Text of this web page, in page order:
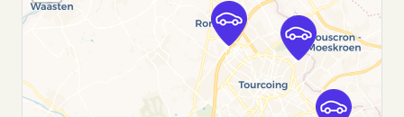
Free2Move Rent - SARL DECALONNE -
8.9
km
WATTRELOS, 59150